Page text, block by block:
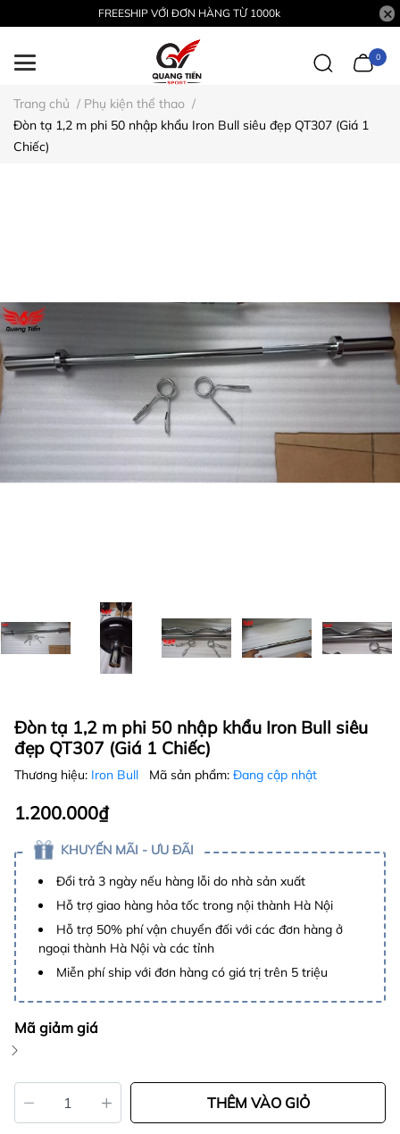
FREESHIP VỚI ĐƠN HÀNG TỪ 1000k
0
Trang chủ / Phụ kiện thể thao /
Đòn tạ 1,2 m phi 50 nhập khẩu Iron Bull siêu đẹp QT307 (Giá 1
Chiếc)
Đòn tạ 1,2 m phi 50 nhập khẩu Iron Bull siêu
đẹp QT307 (Giá 1 Chiếc)
Thương hiệu: Iron Bull Mã sản phẩm: Đang cập nhật
1.200.000₫
KHUYẾN MÃI - ƯU ĐÃI
Đổi trả 3 ngày nếu hàng lỗi do nhà sản xuất
Hỗ trợ giao hàng hỏa tốc trong nội thành Hà Nội
Hỗ trợ 50% phí vận chuyển đối với các đơn hàng ở
ngoại thành Hà Nội và các tỉnh
Miễn phí ship với đơn hàng có giá trị trên 5 triệu
Mã giảm giá
THÊM VÀO GIỎ